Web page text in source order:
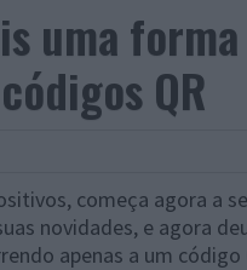
uma
QR
começa agora a
novidades, e agora
apenas a um